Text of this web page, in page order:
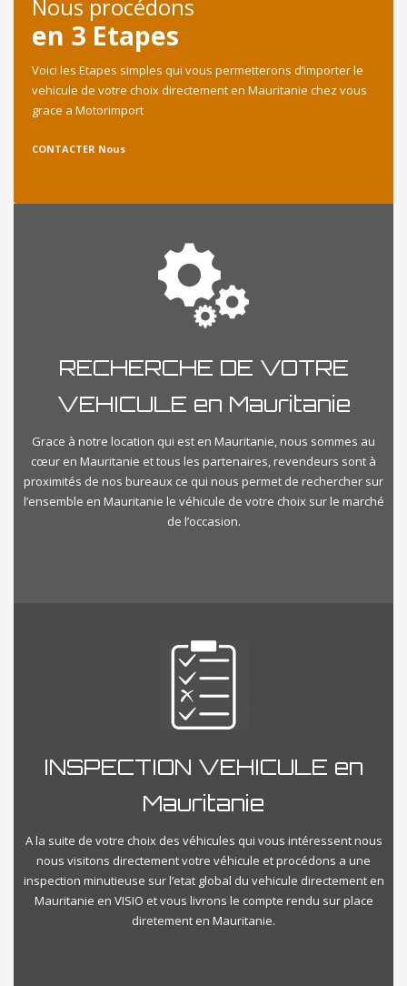
Nous procédons
en 3 Etapes
Voici les Etapes simples qui vous permetterons d’importer le
vehicule de votre choix directement en Mauritanie chez vous
grace a Motorimport
CONTACTER Nous
RECHERCHE DE VOTRE
VEHICULE en Mauritanie
Grace à notre location qui est en Mauritanie, nous sommes au
cœur en Mauritanie et tous les partenaires, revendeurs sont à
proximités de nos bureaux ce qui nous permet de rechercher sur
l’ensemble en Mauritanie le véhicule de votre choix sur le marché
de l’occasion.
INSPECTION VEHICULE en
Mauritanie
A la suite de votre choix des véhicules qui vous intéressent nous
nous visitons directement votre véhicule et procédons a une
inspection minutieuse sur l’etat global du vehicule directement en
Mauritanie en VISIO et vous livrons le compte rendu sur place
diretement en Mauritanie.